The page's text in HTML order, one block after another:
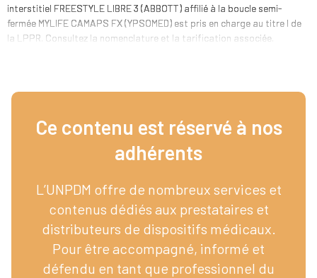
interstitiel FREESTYLE LIBRE 3 (ABBOTT) affilié à la boucle semi-
fermée MYLIFE CAMAPS FX (YPSOMED) est pris en charge au titre I de
la LPPR. Consultez la nomenclature et la tarification associée.
Ce contenu est réservé à nos
adhérents​
L’UNPDM offre de nombreux services et
contenus dédiés aux prestataires et
distributeurs de dispositifs médicaux.
Pour être accompagné, informé et
défendu en tant que professionnel du